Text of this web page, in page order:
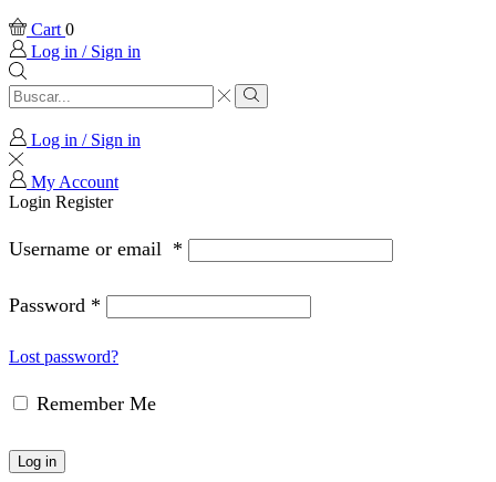
Cart 0
Log in / Sign in
Search
input
Search
Log in / Sign in
My Account
Login Register
Username or email *
Password *
Lost password?
Remember Me
Log in